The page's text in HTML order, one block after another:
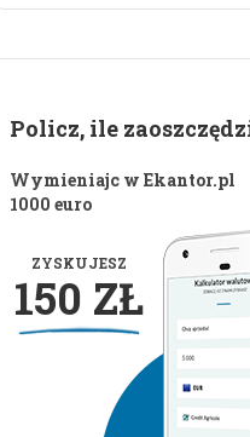
Policz, ile
Wymieniajc w Ekantor.pl
1000 euro
ZYSKUJESZ
150 ZŁ